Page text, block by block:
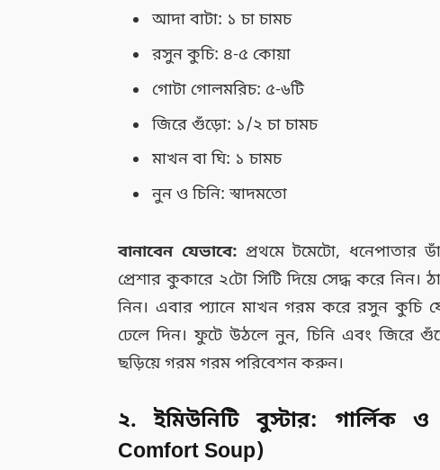
আদা বাটা: ১ চা চামচ
রসুন কুচি: ৪-৫ কোয়া
গোটা গোলমরিচ: ৫-৬টি
জিরে গুঁড়ো: ১/২ চা চামচ
মাখন বা ঘি: ১ চামচ
নুন ও চিনি: স্বাদমতো
বানাবেন যেভাবে: প্রথমে টমেটো, ধনেপাতার
প্রেশার কুকারে ২টো সিটি দিয়ে সেদ্ধ করে নিন।
নিন। এবার প্যানে মাখন গরম করে রসুন কুচি
ঢেলে দিন। ফুটে উঠলে নুন, চিনি এবং জিরে
ছড়িয়ে গরম গরম পরিবেশন করুন।
২. ইমিউনিটি বুস্টার: গার্লিক
Comfort Soup)